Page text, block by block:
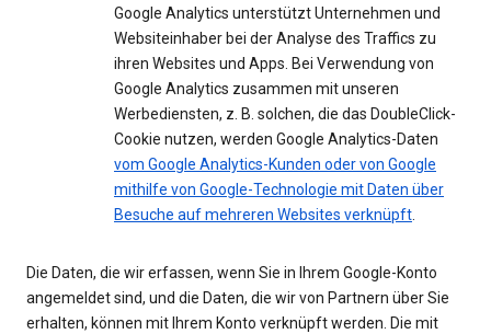
Google Analytics unterstützt Unternehmen und
Websiteinhaber bei der Analyse des Traffics zu
ihren Websites und Apps. Bei Verwendung von
Google Analytics zusammen mit unseren
Werbediensten, z. B. solchen, die das DoubleClick-
Cookie nutzen, werden Google Analytics-Daten
vom Google Analytics-Kunden oder von Google
mithilfe von Google-Technologie mit Daten über
Besuche auf mehreren Websites verknüpft.
Die Daten, die wir erfassen, wenn Sie in Ihrem Google-Konto
angemeldet sind, und die Daten, die wir von Partnern über Sie
erhalten, können mit Ihrem Konto verknüpft werden. Die mit